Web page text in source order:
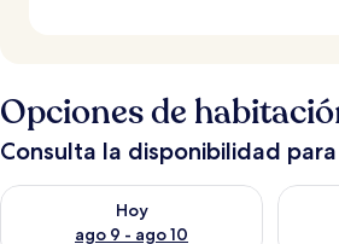
Opciones de
Consulta la disponibilidad
Hoy
ago 9 - ago 10
Consulta la disponibilidad para hoy ago